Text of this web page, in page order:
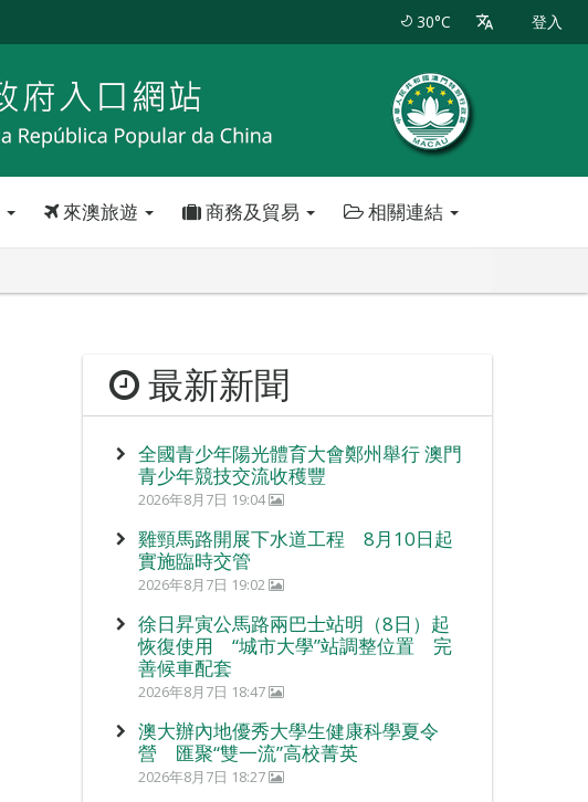
30°C 登入
來澳旅遊 商務及貿易 相關連結
最新新聞
全國青少年陽光體育大會鄭州舉行 澳門
青少年競技交流收穫豐
2026年8月7日 19:04
雞頸馬路開展下水道工程 8月10日起
實施臨時交管
2026年8月7日 19:02
徐日昇寅公馬路兩巴士站明（8日）起
恢復使用 “城市大學”站調整位置 完
善候車配套
2026年8月7日 18:47
澳大辦內地優秀大學生健康科學夏令
營 匯聚“雙一流”高校菁英
2026年8月7日 18:27